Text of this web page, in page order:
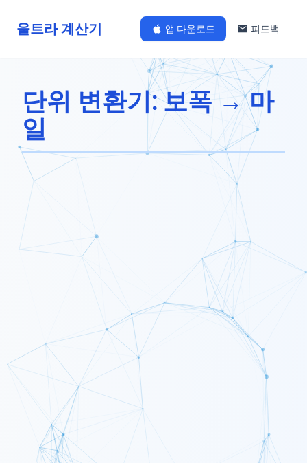
울트라 계산기 앱 다운로드 피드백
단위 변환기: 보폭 → 마
일